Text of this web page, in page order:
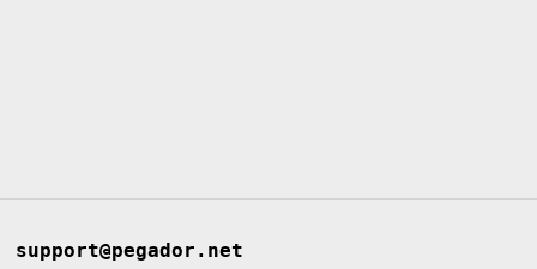
support@pegador.net